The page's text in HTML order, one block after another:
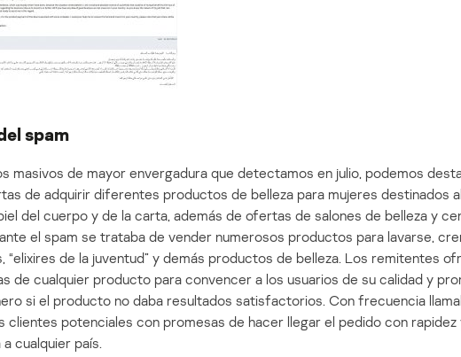
spam
masivos de mayor envergadura que detectamos en julio, podemos
de adquirir diferentes productos de belleza para mujeres destinados al
del cuerpo y de la carta, además de ofertas de salones de belleza y
el spam se trataba de vender numerosos productos para lavarse,
“elixires de la juventud” y demás productos de belleza. Los remitentes
de cualquier producto para convencer a los usuarios de su calidad y
si el producto no daba resultados satisfactorios. Con frecuencia
clientes potenciales con promesas de hacer llegar el pedido con rapidez
cualquier país.